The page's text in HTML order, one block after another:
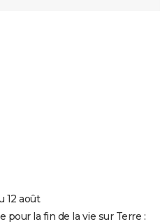
12 août
pour la fin de la vie sur Terre :